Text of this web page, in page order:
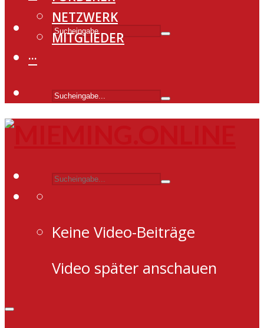
NETZWERK
MITGLIEDER
···
Keine Video-Beiträge
Video später anschauen